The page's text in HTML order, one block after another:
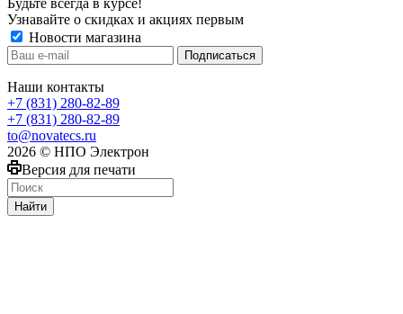
Будьте всегда в курсе!
Узнавайте о скидках и акциях первым
Новости магазина
Наши контакты
+7 (831) 280-82-89
+7 (831) 280-82-89
to@novatecs.ru
2026 © НПО Электрон
Версия для печати
Найти